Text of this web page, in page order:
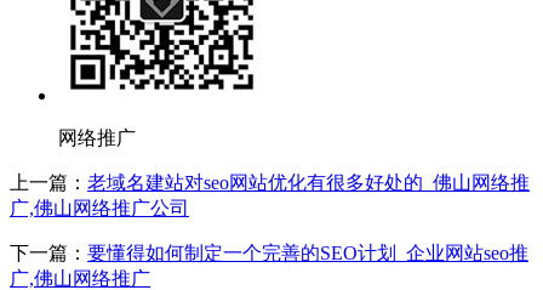
网络推广
上一篇： 老域名建站对seo网站优化有很多好处的_佛山网络推
广,佛山网络推广公司
下一篇： 要懂得如何制定一个完善的SEO计划_企业网站seo推
广,佛山网络推广